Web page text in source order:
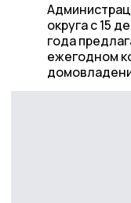
округа с 15
года
ежегодном